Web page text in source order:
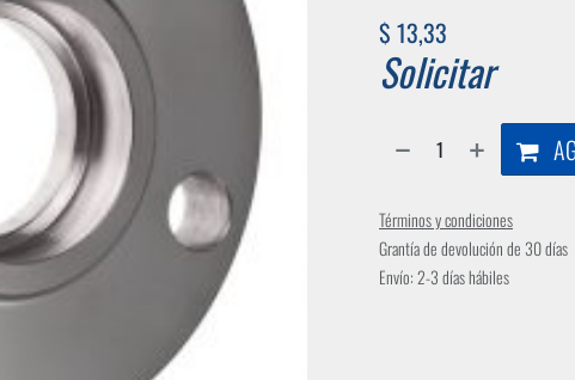
$ 13,33
Solicitar
Términos y condiciones
Grantía de devolución de 30 días
Envío: 2-3 días hábiles